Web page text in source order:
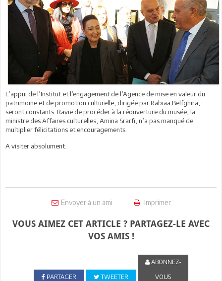
L’appui de l’Institut et l’engagement de l’Agence de mise en valeur du
patrimoine et de promotion culturelle, dirigée par Rabiaa Belfghira,
seront constants. Ravie de procéder à la réouverture du musée, la
ministre des Affaires culturelles, Amina Srarfi, n’a pas manqué de
multiplier félicitations et encouragements.
A visiter absolument.
Envoyer à un ami Imprimer
VOUS AIMEZ CET ARTICLE ? PARTAGEZ-LE AVEC
VOS AMIS !
PARTAGER TWEETER
ABONNEZ-
VOUS